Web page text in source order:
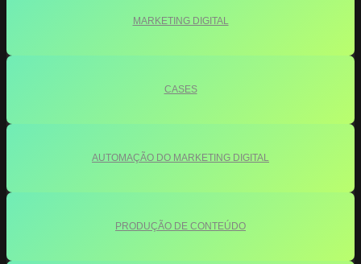
MARKETING DIGITAL
CASES
AUTOMAÇÃO DO MARKETING DIGITAL
PRODUÇÃO DE CONTEÚDO